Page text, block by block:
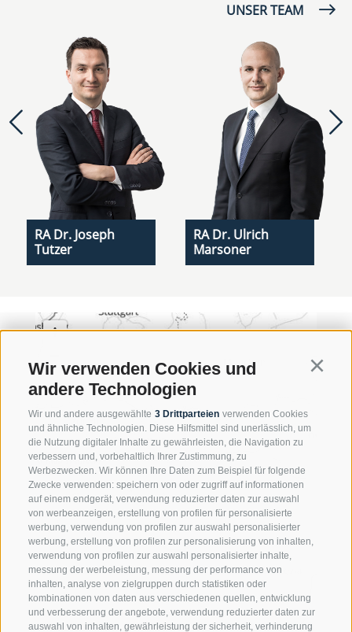
Wir verwenden Cookies und
andere Technologien
Wir und andere ausgewählte 3 Drittparteien verwenden Cookies
und ähnliche Technologien. Diese Hilfsmittel sind unerlässlich, um
die Nutzung digitaler Inhalte zu gewährleisten, die Navigation zu
verbessern und, vorbehaltlich Ihrer Zustimmung, zu
Werbezwecken. Wir können Ihre Daten zum Beispiel für folgende
Zwecke verwenden: speichern von oder zugriff auf informationen
auf einem endgerät, verwendung reduzierter daten zur auswahl
von werbeanzeigen, erstellung von profilen für personalisierte
werbung, verwendung von profilen zur auswahl personalisierter
werbung, erstellung von profilen zur personalisierung von inhalten,
verwendung von profilen zur auswahl personalisierter inhalte,
messung der werbeleistung, messung der performance von
inhalten, analyse von zielgruppen durch statistiken oder
kombinationen von daten aus verschiedenen quellen, entwicklung
und verbesserung der angebote, verwendung reduzierter daten zur
auswahl von inhalten, gewährleistung der sicherheit, verhinderung
UNSER TEAM
RA Dr. Joseph
Tutzer
RA Dr. Ulrich
Marsoner